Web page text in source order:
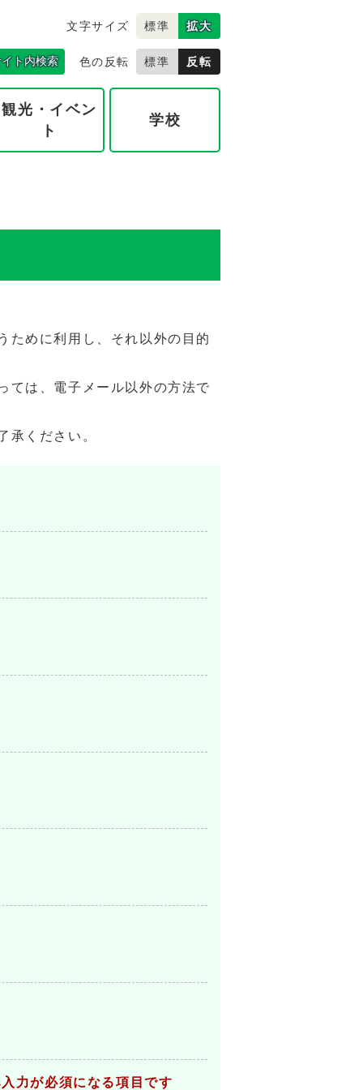
文字サイズ 標準 拡大
ト内検索 色の反転 標準 反転
観光・イベン
ト
学校
ために利用し、それ以外の目的
ては、電子メール以外の方法で
承ください。
力が必須になる項目です